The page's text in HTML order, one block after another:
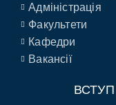
Адміністрація
Факультети
Кафедри
Вакансії